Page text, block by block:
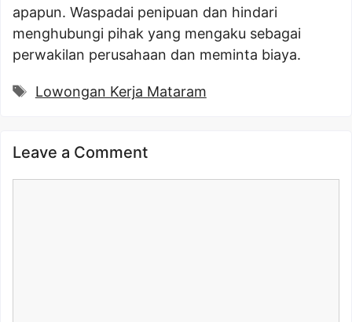
apapun. Waspadai penipuan dan hindari
menghubungi pihak yang mengaku sebagai
perwakilan perusahaan dan meminta biaya.
Tags
Lowongan Kerja Mataram
Leave a Comment